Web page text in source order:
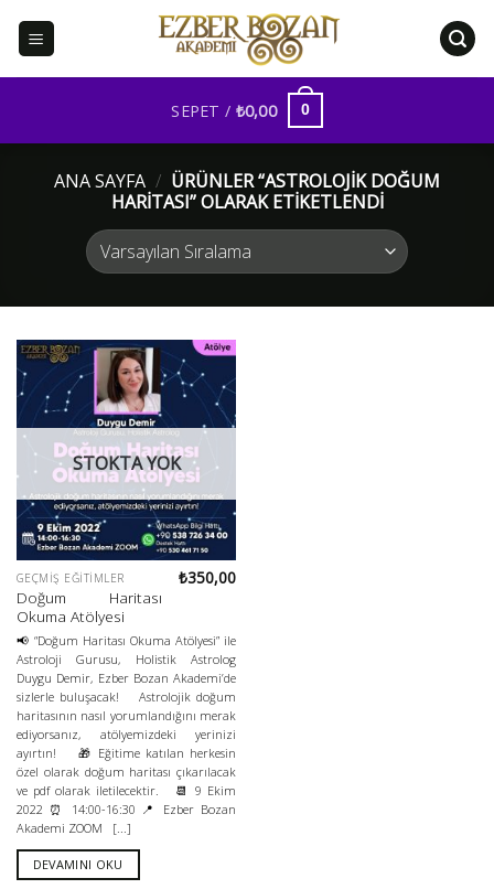
SEPET / ₺0,00 0
ANA SAYFA / ÜRÜNLER “ASTROLOJIK DOĞUM
HARITASI” OLARAK ETIKETLENDI
STOKTA YOK
GEÇMIŞ EĞITIMLER
Doğum Haritası
Okuma Atölyesi
₺350,00
📢 “Doğum Haritası Okuma Atölyesi” ile
Astroloji Gurusu, Holistik Astrolog
Duygu Demir, Ezber Bozan Akademi’de
sizlerle buluşacak! Astrolojik doğum
haritasının nasıl yorumlandığını merak
ediyorsanız, atölyemizdeki yerinizi
ayırtın! 🎁 Eğitime katılan herkesin
özel olarak doğum haritası çıkarılacak
ve pdf olarak iletilecektir. 📆 9 Ekim
2022 ⏰ 14:00-16:30 📍 Ezber Bozan
Akademi ZOOM [...]
DEVAMINI OKU